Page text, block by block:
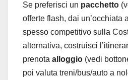
Se preferisci un pacchetto
offerte flash, dai un’occhiata
spesso competitivo sulla
alternativa, costruisci
prenota alloggio (vedi
poi valuta treni/bus/auto a